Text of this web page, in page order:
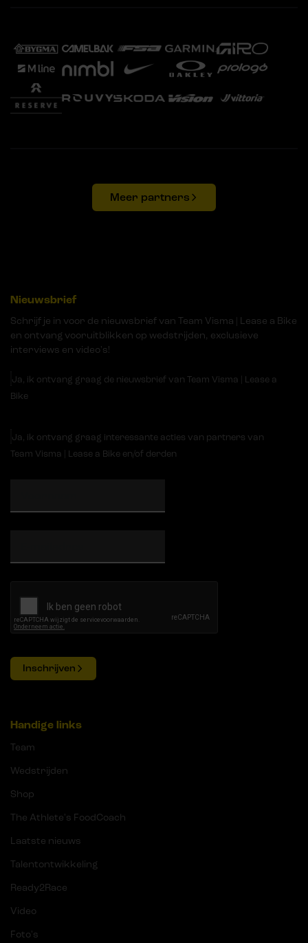
Meer partners
Nieuwsbrief
Schrijf je in voor de nieuwsbrief van Team Visma | Lease a Bike
en ontvang vooruitblikken op wedstrijden, exclusieve
interviews en video's!
Ja, ik ontvang graag de nieuwsbrief van Team Visma | Lease a
Bike
Ja, ik ontvang graag interessante acties van partners van
Team Visma | Lease a Bike en/of derden
Inschrijven
Handige links
Team
Wedstrijden
Shop
The Athlete's FoodCoach
Laatste nieuws
Talentontwikkeling
Ready2Race
Video
Foto's